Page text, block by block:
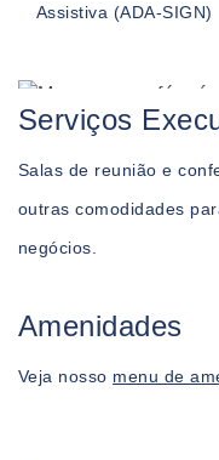
Assistiva (ADA-SIGN)
Serviços
Salas de reunião e
outras comodidades
negócios.
Amenidades
Veja nosso menu de